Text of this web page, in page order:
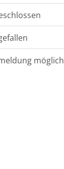
möglich